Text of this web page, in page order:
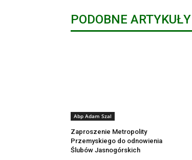
PODOBNE ARTYKUŁY
Abp Adam Szal
Zaproszenie Metropolity
Przemyskiego do odnowienia
Ślubów Jasnogórskich